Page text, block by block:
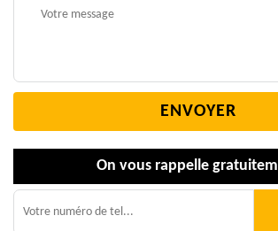
On vous rappelle